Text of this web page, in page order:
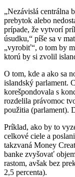
„Nezávislá centrálna
prebytok alebo
prípade, že vytvorí
úsudku,“ píše sa v
„vyrobiť“, o tom by
ktorú by si zvolil
O tom, kde a ako sa
islandský parlament.
korešpondovala s
rozdelila právomoc
použitia (parlament).
Príklad, ako by to
celkové ciele a
takzvaná Money
banke zvyšovať
rastom, avšak bez
2,5 percenta).